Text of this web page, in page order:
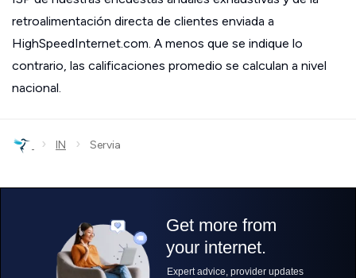
retroalimentación directa de clientes enviada a
HighSpeedInternet.com. A menos que se indique lo
contrario, las calificaciones promedio se calculan a nivel
nacional.
› IN › Servia